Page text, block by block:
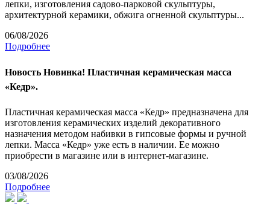
лепки, изготовления садово-парковой скульптуры,
архитектурной керамики, обжига огненной скульптуры...
06/08/2026
Подробнее
Новость Новинка! Пластичная керамическая масса
«Кедр».
Пластичная керамическая масса «Кедр» предназначена для
изготовления керамических изделий декоративного
назначения методом набивки в гипсовые формы и ручной
лепки. Масса «Кедр» уже есть в наличии. Ее можно
приобрести в магазине или в интернет-магазине.
03/08/2026
Подробнее